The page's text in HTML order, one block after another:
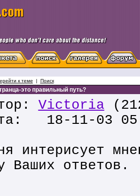
к теме | Поиск
это правильный путь?
Victoria
18-11-03
интерисует
Ваших ответов.